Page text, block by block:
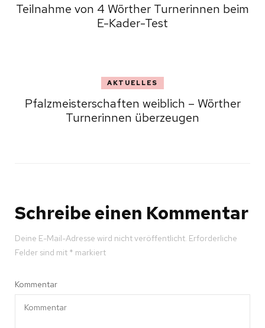
Teilnahme von 4 Wörther Turnerinnen beim
E-Kader-Test
AKTUELLES
Pfalzmeisterschaften weiblich – Wörther
Turnerinnen überzeugen
Schreibe einen Kommentar
Deine E-Mail-Adresse wird nicht veröffentlicht. Erforderliche
Felder sind mit * markiert
Kommentar